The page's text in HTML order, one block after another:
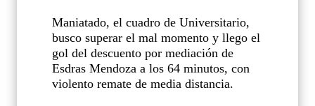
Maniatado, el cuadro de Universitario,
busco superar el mal momento y llego el
gol del descuento por mediación de
Esdras Mendoza a los 64 minutos, con
violento remate de media distancia.